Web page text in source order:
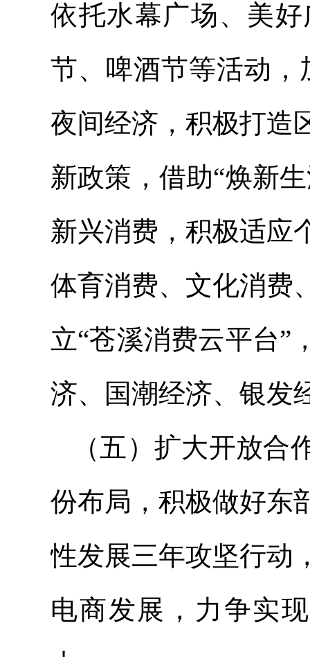
依托水幕广场、美
节、啤酒节等活动，
夜间经济，积极打造
新政策，借助“焕新
新兴消费，积极适应
体育消费、文化消费
立“苍溪消费云平台”
济、国潮经济、银发
（五）扩大开放
份布局，积极做好东
性发展三年攻坚行动
电商发展，力争实